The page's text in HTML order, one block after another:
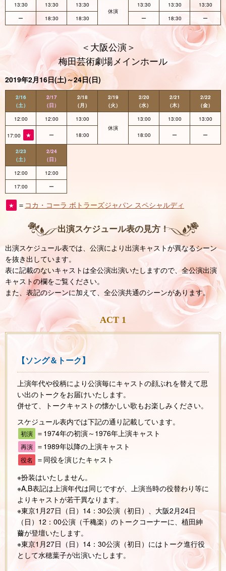
13:30
13:30
13:30
休演
13:30 13:30
13:30
ー
18:30 18:30 ー 18:30 ー
＜大阪公演＞
梅田芸術劇場メインホール
2019年2月16日(土)～24日(日)
2/16
（土）
2/17
（日）
2/18
（月）
2/19
（火）
2/20
（水）
2/21
（木）
2/22
（金）
12:00
12:00
13:00
休演
13:00 13:00 13:00
17:00 ★ ー 18:00 18:00 ー ー
2/23
（土）
2/24
（日）
12:00
12:00
17:00
ー
★ ＝ コカ・コーラ ボトラーズジャパン スペシャルディ
出演スケジュール表の見方！
出演スケジュール表では、公演により出演キャストが異なるシーン
を抜き出しています。
表に記載のないキャストは全公演出演いたしますので、全公演出演
キャストの欄をご覧ください。
また、表記のシーンに加えて、全公演共通のシーンがあります。
ACT 1
【ソング＆トーク】
上演年代や役柄により公演毎にキャストの顔ぶれを替えて思
い出のトークをお届けいたします。
併せて、トークキャストの懐かしい歌もお楽しみください。
スケジュール表内では下記の通り記載しています。
初演 ＝1974年の初演～1976年上演キャスト
再演 ＝1989年以降の上演キャスト
役名
＝同役を演じたキャスト
※扮装はいたしません。
※A,B表記は上演年代は同じですが、上演当時の役替わり等に
よりキャストが若干異なります。
※東京1月27日（日）14：30公演（初日）、大阪2月24日
（日）12：00公演（千穐楽）のトークコーナーに、植田紳
薾が登壇いたします。
※東京1月27日（日）14：30公演（初日）にはトーク進行役
として水穂葉子が出演いたします。